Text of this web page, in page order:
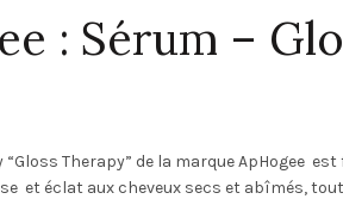
: Sérum –
“Gloss Therapy” de la marque ApHogee
et éclat aux cheveux secs et abîmés,